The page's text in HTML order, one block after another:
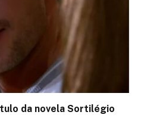
da novela Sortilégio